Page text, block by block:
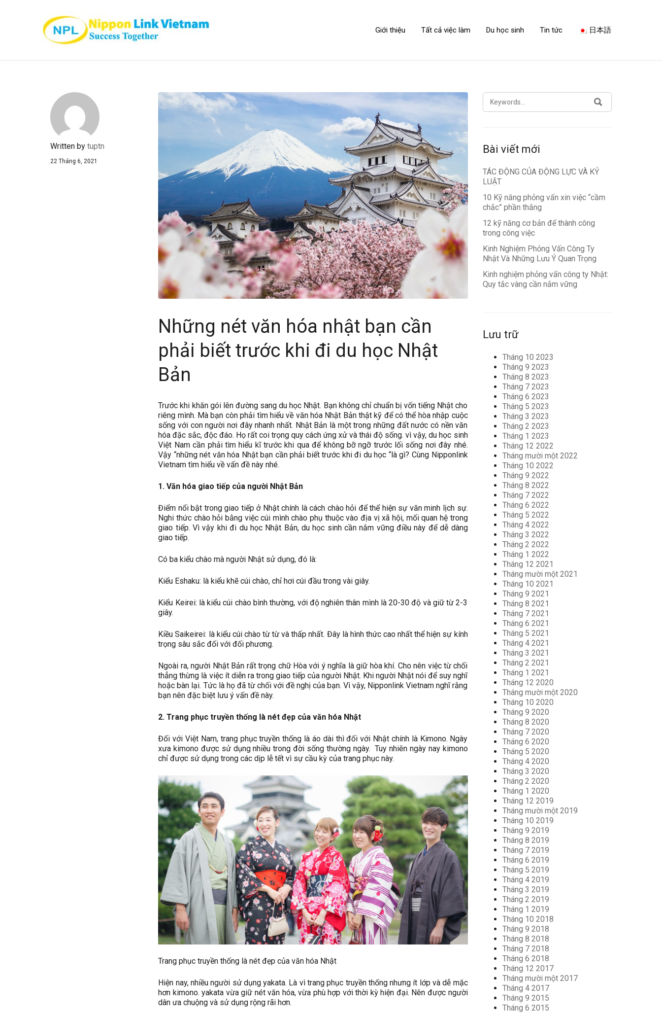
Giới thiệu Tất cả việc làm Du học sinh Tin tức 日本語
Written by tuptn
22 Tháng 6, 2021
Những nét văn hóa nhật bạn cần
phải biết trước khi đi du học Nhật
Bản
Trước khi khăn gói lên đường sang du học Nhật. Bạn không chỉ chuẩn bị vốn tiếng Nhật cho
riêng mình. Mà bạn còn phải tìm hiểu về văn hóa Nhật Bản thật kỹ để có thể hòa nhập cuộc
sống với con người nơi đây nhanh nhất. Nhật Bản là một trong những đất nước có nền văn
hóa đặc sắc, độc đáo. Họ rất coi trọng quy cách ứng xử và thái độ sống. vì vậy, du học sinh
Việt Nam cần phải tìm hiểu kĩ trước khi qua để không bỡ ngỡ trước lối sống nơi đây nhé.
Vậy “những nét văn hóa Nhật bạn cần phải biết trước khi đi du học “là gì? Cùng Nipponlink
Vietnam tìm hiểu về vấn đề này nhé.
1. Văn hóa giao tiếp của người Nhật Bản
Điểm nổi bật trong giao tiếp ở Nhật chính là cách chào hỏi để thể hiện sự văn minh lịch sự.
Nghi thức chào hỏi bằng việc cúi mình chào phụ thuộc vào địa vị xã hội, mối quan hệ trong
giao tiếp. Vì vậy khi đi du học Nhật Bản, du học sinh cần nắm vững điều này để dễ dàng
giao tiếp.
Có ba kiểu chào mà người Nhật sử dụng, đó là:
Kiểu Eshaku: là kiểu khẽ cúi chào, chỉ hơi cúi đầu trong vài giây.
Kiểu Keirei: là kiểu cúi chào bình thường, với độ nghiên thân mình là 20-30 độ và giữ từ 2-3
giây.
Kiều Saikeirei: là kiểu cúi chào từ từ và thấp nhất. Đây là hình thức cao nhất thể hiện sự kính
trọng sâu sắc đối với đối phương.
Ngoài ra, người Nhật Bản rất trọng chữ Hòa với ý nghĩa là giữ hòa khí. Cho nên việc từ chối
thẳng thừng là việc ít diễn ra trong giao tiếp của người Nhật. Khi người Nhật nói để suy nghĩ
hoặc bàn lại. Tức là họ đã từ chối với đề nghị của bạn. Vì vậy, Nipponlink Vietnam nghĩ rằng
bạn nên đặc biệt lưu ý vấn đề này.
2. Trang phục truyền thống là nét đẹp của văn hóa Nhật
Đối với Việt Nam, trang phục truyền thống là áo dài thì đối với Nhật chính là Kimono. Ngày
xưa kimono được sử dụng nhiều trong đời sống thường ngày. Tuy nhiên ngày nay kimono
chỉ được sử dụng trong các dịp lễ tết vì sự cầu kỳ của trang phục này.
Trang phục truyền thống là nét đẹp của văn hóa Nhật
Hiện nay, nhiều người sử dụng yakata. Là vì trang phục truyền thống nhưng ít lớp và dễ mặc
hơn kimono. yakata vừa giữ nét văn hóa, vừa phù hợp với thời kỳ hiện đại. Nên được người
dân ưa chuộng và sử dụng rộng rãi hơn.
SEARCH
FOR:
Bài viết mới
TÁC ĐỘNG CỦA ĐỘNG LỰC VÀ KỶ
LUẬT
10 Kỹ năng phỏng vấn xin việc “cầm
chắc” phần thắng
12 kỹ năng cơ bản để thành công
trong công việc
Kinh Nghiệm Phỏng Vấn Công Ty
Nhật Và Những Lưu Ý Quan Trọng
Kinh nghiệm phỏng vấn công ty Nhật:
Quy tắc vàng cần nắm vững
Lưu trữ
Tháng 10 2023
Tháng 9 2023
Tháng 8 2023
Tháng 7 2023
Tháng 6 2023
Tháng 5 2023
Tháng 3 2023
Tháng 2 2023
Tháng 1 2023
Tháng 12 2022
Tháng mười một 2022
Tháng 10 2022
Tháng 9 2022
Tháng 8 2022
Tháng 7 2022
Tháng 6 2022
Tháng 5 2022
Tháng 4 2022
Tháng 3 2022
Tháng 2 2022
Tháng 1 2022
Tháng 12 2021
Tháng mười một 2021
Tháng 10 2021
Tháng 9 2021
Tháng 8 2021
Tháng 7 2021
Tháng 6 2021
Tháng 5 2021
Tháng 4 2021
Tháng 3 2021
Tháng 2 2021
Tháng 1 2021
Tháng 12 2020
Tháng mười một 2020
Tháng 10 2020
Tháng 9 2020
Tháng 8 2020
Tháng 7 2020
Tháng 6 2020
Tháng 5 2020
Tháng 4 2020
Tháng 3 2020
Tháng 2 2020
Tháng 1 2020
Tháng 12 2019
Tháng mười một 2019
Tháng 10 2019
Tháng 9 2019
Tháng 8 2019
Tháng 7 2019
Tháng 6 2019
Tháng 5 2019
Tháng 4 2019
Tháng 3 2019
Tháng 2 2019
Tháng 1 2019
Tháng 10 2018
Tháng 9 2018
Tháng 8 2018
Tháng 7 2018
Tháng 6 2018
Tháng 12 2017
Tháng mười một 2017
Tháng 4 2017
Tháng 9 2015
Tháng 6 2015